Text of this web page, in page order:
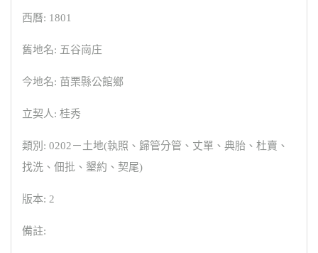
西曆: 1801
舊地名: 五谷崗庄
今地名: 苗栗縣公館鄉
立契人: 桂秀
類別: 0202－土地(執照、歸管分管、丈單、典胎、杜賣、
找洗、佃批、墾約、契尾)
版本: 2
備註: